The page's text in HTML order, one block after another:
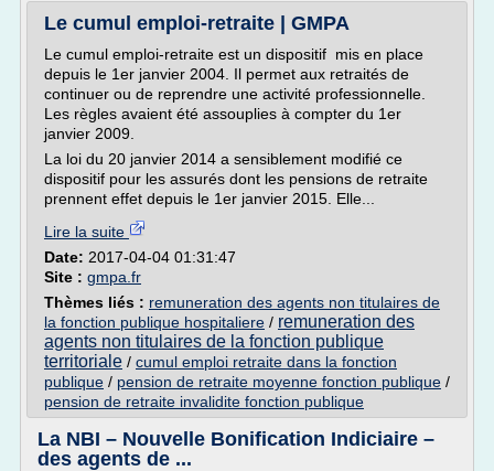
Le cumul emploi-retraite | GMPA
Le cumul emploi-retraite est un dispositif mis en place
depuis le 1er janvier 2004. Il permet aux retraités de
continuer ou de reprendre une activité professionnelle.
Les règles avaient été assouplies à compter du 1er
janvier 2009.
La loi du 20 janvier 2014 a sensiblement modifié ce
dispositif pour les assurés dont les pensions de retraite
prennent effet depuis le 1er janvier 2015. Elle...
Lire la suite
Date: 2017-04-04 01:31:47
Site : gmpa.fr
Thèmes liés : remuneration des agents non titulaires de
la fonction publique hospitaliere / remuneration des
agents non titulaires de la fonction publique
territoriale / cumul emploi retraite dans la fonction
publique / pension de retraite moyenne fonction publique /
pension de retraite invalidite fonction publique
La NBI – Nouvelle Bonification Indiciaire –
des agents de ...